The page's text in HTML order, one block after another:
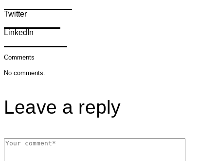
Twitter
LinkedIn
Comments
No comments.
Leave a reply